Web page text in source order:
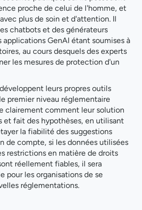
proche de celui de l'homme, et
plus de soin et d'attention. Il
chatbots et des générateurs
applications GenAI étant soumises à
au cours desquels des experts
les mesures de protection d'un
leurs propres outils
premier niveau réglementaire
clairement comment leur solution
et fait des hypothèses, en utilisant
la fiabilité des suggestions
de compte, si les données utilisées
restrictions en matière de droits
réellement fiables, il sera
pour les organisations de se
réglementations.